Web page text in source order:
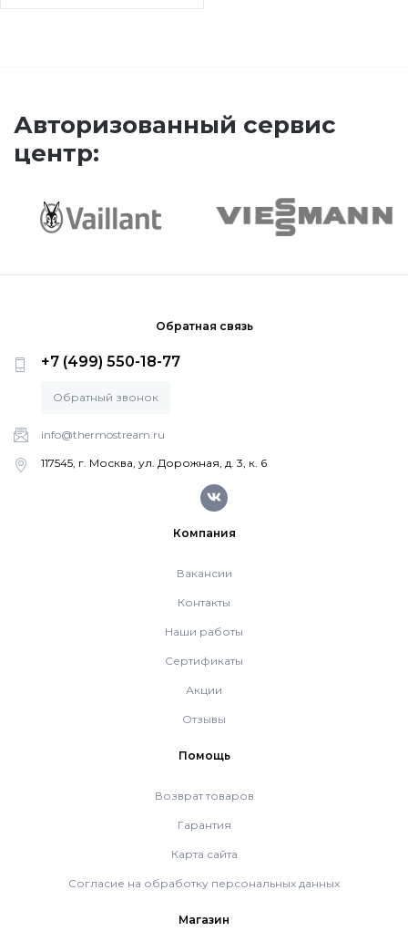
Насосные группы Vaillant
Viessmann
Напольные газовые котлы
Настенные конденсационные котлы
Напольные конденсационные котлы
Промышленное оборудование
Электрические водонагреватели Ferroli
Алюминиевые радиаторы Ferroli
Авторизованный сервис
центр:
Обратная связь
+7 (499) 550-18-77
Обратный звонок
info@thermostream.ru
117545, г. Москва, ул. Дорожная, д. 3, к. 6
Компания
Вакансии
Контакты
Наши работы
Сертификаты
Акции
Отзывы
Помощь
Возврат товаров
Гарантия
Карта сайта
Согласие на обработку персональных данных
Магазин